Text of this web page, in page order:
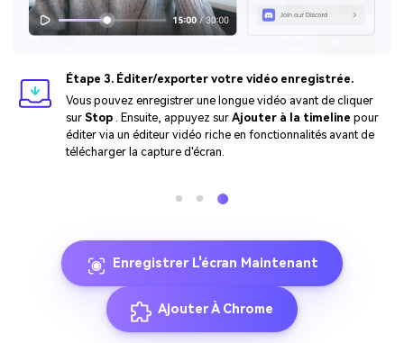
Étape 3. Éditer/exporter votre vidéo enregistrée.
Vous pouvez enregistrer une longue vidéo avant de cliquer
sur Stop. Ensuite, appuyez sur Ajouter à la timeline pour
éditer via un éditeur vidéo riche en fonctionnalités avant de
télécharger la capture d'écran.
Enregistrer L'écran Maintenant
Ajouter À Chrome